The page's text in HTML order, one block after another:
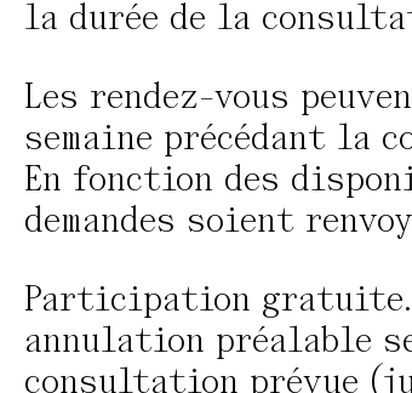
la durée de la
Les rendez-vous
semaine précédant la
En fonction des
demandes soient
Participation gratuite.
annulation préalable
consultation prévue